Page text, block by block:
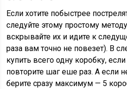
Если хотите побыстрее
следуйте этому простому
вскрывайте их и идите к
раза вам точно не повезет). В
купить всего одну коробку,
повторите шаг еше раз. А если
берите сразу максимум — 5